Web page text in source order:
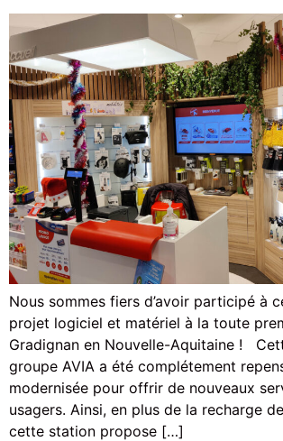
Nous sommes fiers d’avoir participé à
projet logiciel et matériel à la toute
Gradignan en Nouvelle-Aquitaine !
groupe AVIA a été complétement
modernisée pour offrir de nouveaux
usagers. Ainsi, en plus de la recharge
cette station propose […]